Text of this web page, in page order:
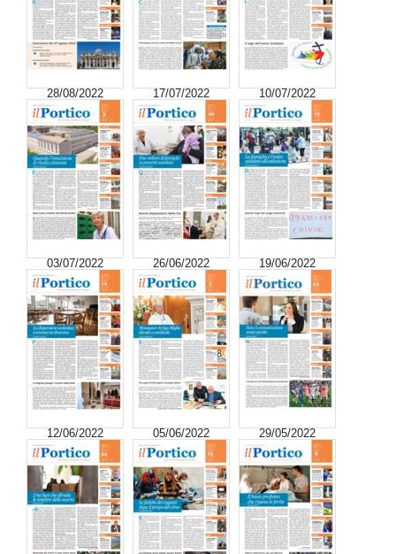
28/08/2022 17/07/2022 10/07/2022
03/07/2022 26/06/2022 19/06/2022
12/06/2022 05/06/2022 29/05/2022